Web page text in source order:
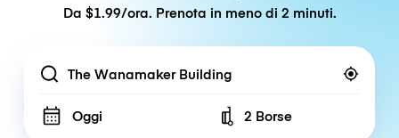
Da $1.99/ora. Prenota in meno di 2 minuti.
Location
Oggi Number of bags
2 Borse